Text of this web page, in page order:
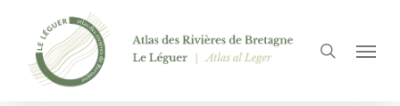
contenu
principal
Menu
Panneau de gestion des cookies